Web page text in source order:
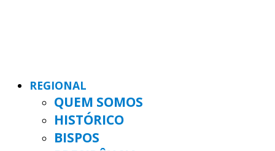
REGIONAL
QUEM SOMOS
HISTÓRICO
BISPOS